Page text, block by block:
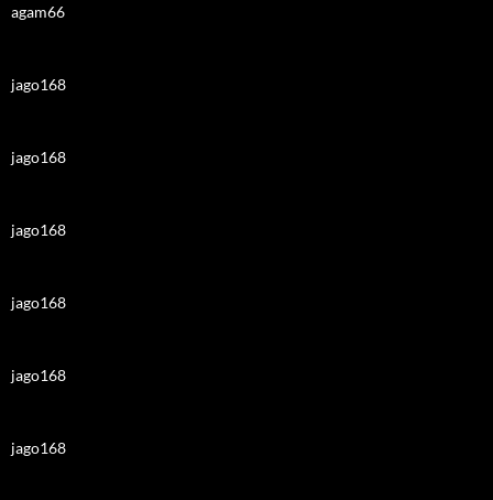
agam66
jago168
jago168
jago168
jago168
jago168
jago168